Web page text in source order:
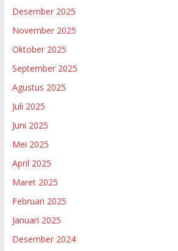
Desember 2025
November 2025
Oktober 2025
September 2025
Agustus 2025
Juli 2025
Juni 2025
Mei 2025
April 2025
Maret 2025
Februari 2025
Januari 2025
Desember 2024